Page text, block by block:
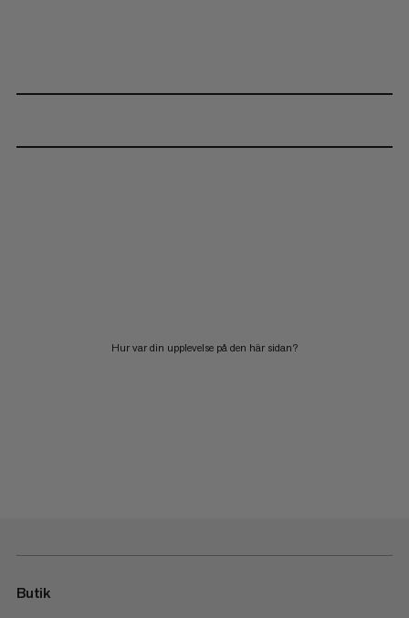
Hur var din upplevelse på den här sidan?
Butik